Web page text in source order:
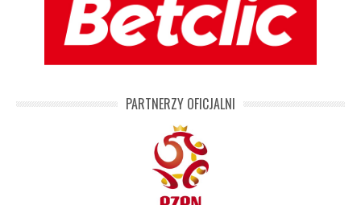
PARTNERZY OFICJALNI